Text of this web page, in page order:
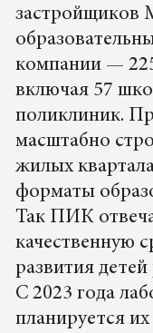
застройщиков
компании —
включая 57
поликлиник.
масштабно
жилых
форматы
Так ПИК
качественную
развития
С 2023 года
планируется их